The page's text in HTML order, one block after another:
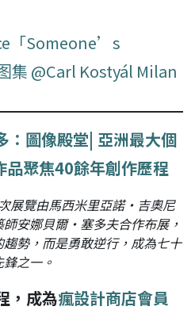
「Someone’s
集 @Carl Kostyál Milan
圖像殿堂| 亞洲最大個
聚焦40餘年創作歷程
展覽由馬西米里亞諾·吉奧尼
安娜貝爾·塞多夫合作布展，
勢，而是勇敢逆行，成為七十
之一。
，成為瘋設計商店會員